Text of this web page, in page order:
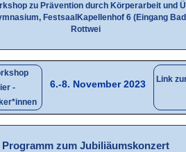
zu Prävention durch Körperarbeit und
FestsaalKapellenhof 6 (Eingang
Rottwei
-
6.-8. November 2023 Link
Programm zum Jubiliäumskonzert